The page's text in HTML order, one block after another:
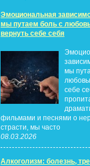
Эмоциональная
мы путаем боль с
вернуть себе себя
мы
себе
фильмами и песнями о
страсти, мы часто
08.03.2026
Алкоголизм: болезнь,